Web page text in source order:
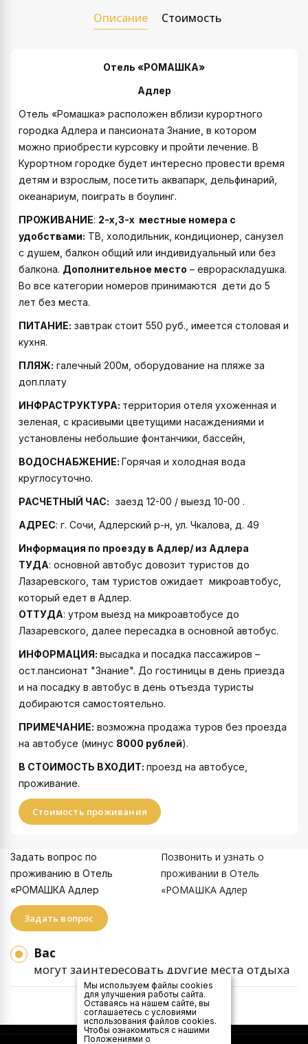
Описание Стоимость
Отель «РОМАШКА»
Адлер
Отель «Ромашка» расположен вблизи курортного
городка Адлера и пансионата Знание, в котором
можно приобрести курсовку и пройти лечение. В
Курортном городке будет интересно провести время
детям и взрослым, посетить аквапарк, дельфинарий,
океанариум, поиграть в боулинг.
ПРОЖИВАНИЕ: 2-х,3-х местные номера с
удобствами: ТВ, холодильник, кондиционер, санузел
с душем, балкон общий или индивидуальный или без
балкона. Дополнительное место – еврораскладушка.
Во все категории номеров принимаются дети до 5
лет без места.
ПИТАНИЕ: завтрак стоит 550 руб., имеется столовая и
кухня.
ПЛЯЖ: галечный 200м, оборудование на пляже за
доп.плату
ИНФРАСТРУКТУРА: территория отеля ухоженная и
зеленая, с красивыми цветущими насаждениями и
установлены небольшие фонтанчики, бассейн,
ВОДОСНАБЖЕНИЕ: Горячая и холодная вода
круглосуточно.
РАСЧЕТНЫЙ ЧАС: заезд 12-00 / выезд 10-00 .
АДРЕС: г. Сочи, Адлерский р-н, ул. Чкалова, д. 49
Информация по проезду в Адлер/ из Адлера
ТУДА: основной автобус довозит туристов до
Лазаревского, там туристов ожидает микроавтобус,
который едет в Адлер.
ОТТУДА: утром выезд на микроавтобусе до
Лазаревского, далее пересадка в основной автобус.
ИНФОРМАЦИЯ: высадка и посадка пассажиров –
ост.пансионат "Знание". До гостиницы в день приезда
и на посадку в автобус в день отъезда туристы
добираются самостоятельно.
ПРИМЕЧАНИЕ: возможна продажа туров без проезда
на автобусе (минус 8000 рублей).
В СТОИМОСТЬ ВХОДИТ: проезд на автобусе,
проживание.
Стоимость проживания
Задать вопрос по
проживанию в Отель
«РОМАШКА Адлер
Задать вопрос
Позвонить и узнать о
проживании в Отель
«РОМАШКА Адлер
Вас
могут заинтересовать другие места отдыха
Мы используем файлы cookies
для улучшения работы сайта.
Оставаясь на нашем сайте, вы
соглашаетесь с условиями
использования файлов cookies.
Чтобы ознакомиться с нашими
Положениями о